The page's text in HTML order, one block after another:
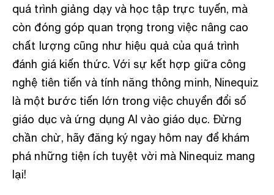
quá trình giảng dạy và học tập trực tuyến, mà
còn đóng góp quan trọng trong việc nâng cao
chất lượng cũng như hiệu quả của quá trình
đánh giá kiến thức. Với sự kết hợp giữa công
nghệ tiên tiến và tính năng thông minh, Ninequiz
là một bước tiến lớn trong việc chuyển đổi số
giáo dục và ứng dụng AI vào giáo dục. Đừng
chần chừ, hãy đăng ký ngay hôm nay để khám
phá những tiện ích tuyệt vời mà Ninequiz mang
lại!